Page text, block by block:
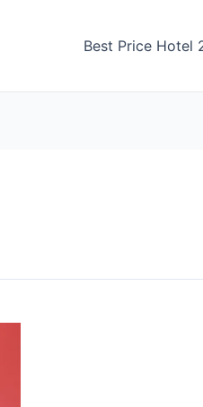
Best Price Hotel